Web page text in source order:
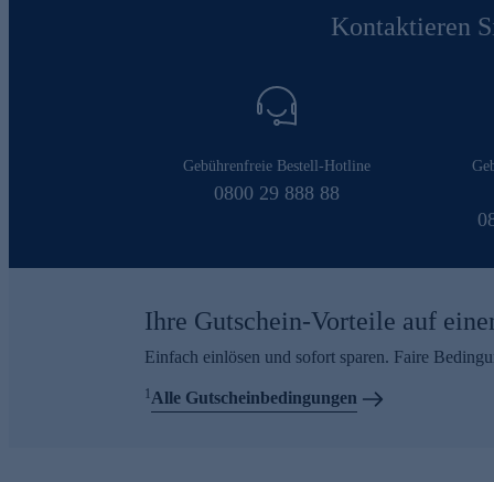
Kontaktieren
Gebührenfreie Bestell-Hotline
0800 29 888 88
Ihre Gutschein-Vorteile auf
Einfach einlösen und sofort sparen. Faire
1Alle Gutscheinbedingungen